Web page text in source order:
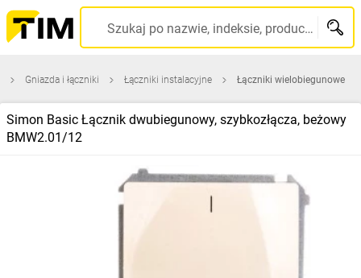
Szukaj po nazwie, indeksie, producencie, kodzie kreskowym...
Gniazda i łączniki Łączniki instalacyjne Łączniki wielobiegunowe
Simon Basic Łącznik dwubiegunowy, szybkozłącza, beżowy
BMW2.01/12